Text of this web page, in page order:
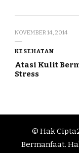
NOVEMBER 14, 2014
KESEHATAN
Atasi Kulit
Stress
© Hak
Bermanfaat.